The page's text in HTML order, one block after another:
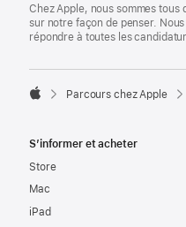
Footer
Chez Apple, nous sommes
sur notre façon de penser.
répondre à toutes les

Parcours chez Apple
S’informer et acheter
Store
Mac
iPad